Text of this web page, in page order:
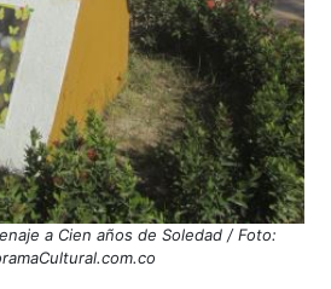
a Cien años de Soledad / Foto: